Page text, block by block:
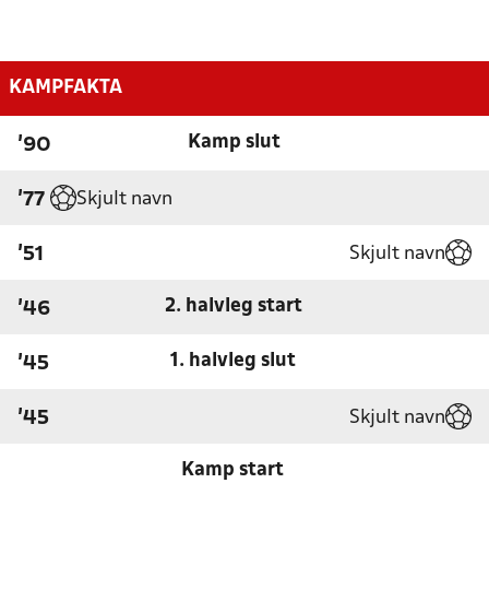
KAMPFAKTA
'90 Kamp slut
'77 Skjult navn
'51 Skjult navn
'46 2. halvleg start
'45 1. halvleg slut
'45 Skjult navn
Kamp start